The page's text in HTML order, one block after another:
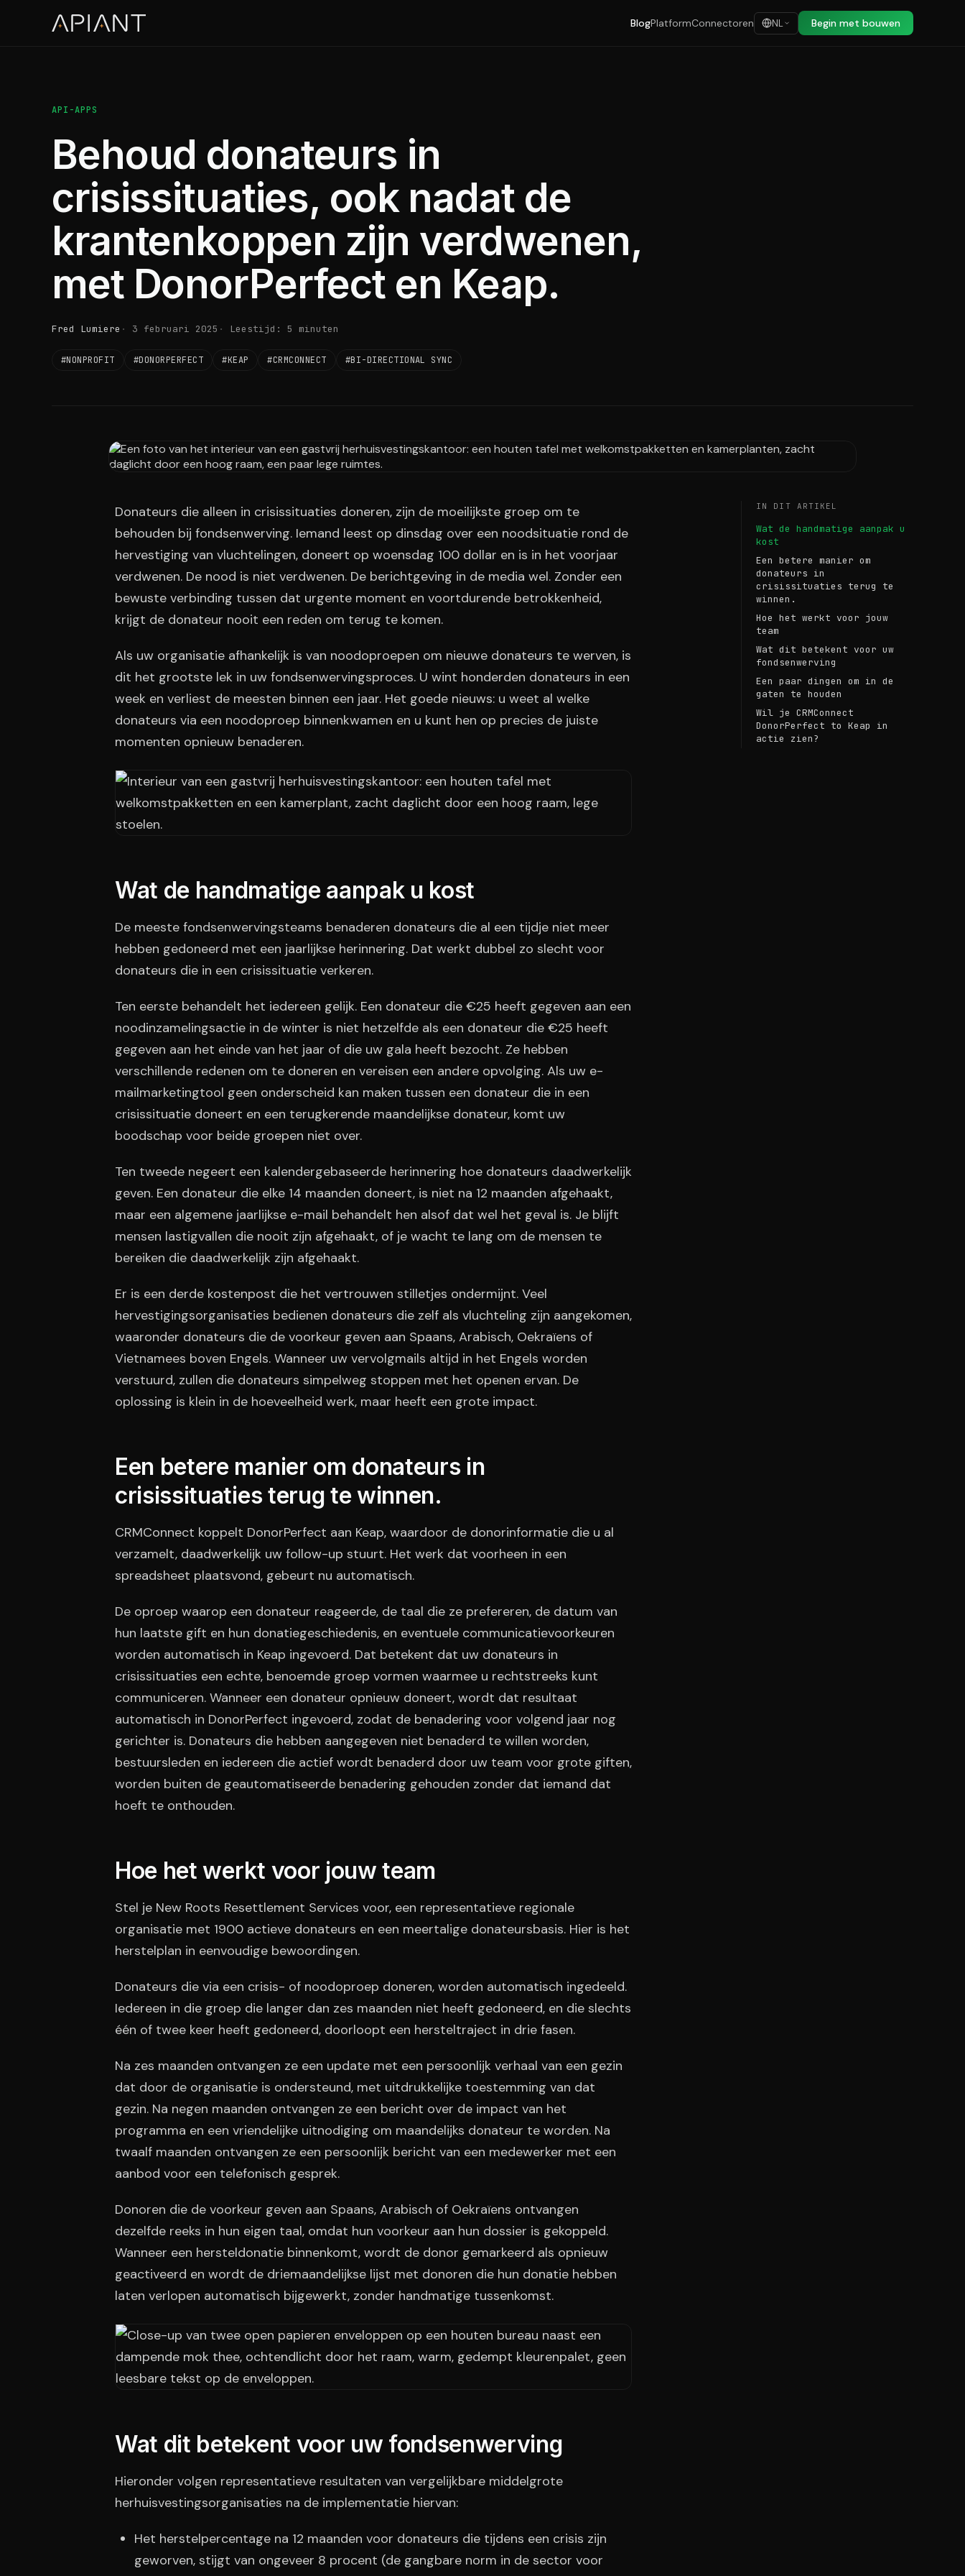
BlogPlatformConnectoren NL Begin met bouwen
API-APPS
Behoud donateurs in
crisissituaties, ook nadat de
krantenkoppen zijn verdwenen,
met DonorPerfect en Keap.
Fred Lumiere 3 februari 2025 Leestijd: 5 minuten
#NONPROFIT #DONORPERFECT #KEAP #CRMCONNECT #BI-DIRECTIONAL SYNC
Donateurs die alleen in crisissituaties doneren, zijn de moeilijkste groep om te
behouden bij fondsenwerving. Iemand leest op dinsdag over een noodsituatie rond de
hervestiging van vluchtelingen, doneert op woensdag 100 dollar en is in het voorjaar
verdwenen. De nood is niet verdwenen. De berichtgeving in de media wel. Zonder een
bewuste verbinding tussen dat urgente moment en voortdurende betrokkenheid,
krijgt de donateur nooit een reden om terug te komen.
Als uw organisatie afhankelijk is van noodoproepen om nieuwe donateurs te werven, is
dit het grootste lek in uw fondsenwervingsproces. U wint honderden donateurs in een
week en verliest de meesten binnen een jaar. Het goede nieuws: u weet al welke
donateurs via een noodoproep binnenkwamen en u kunt hen op precies de juiste
momenten opnieuw benaderen.
Wat de handmatige aanpak u kost
De meeste fondsenwervingsteams benaderen donateurs die al een tijdje niet meer
hebben gedoneerd met een jaarlijkse herinnering. Dat werkt dubbel zo slecht voor
donateurs die in een crisissituatie verkeren.
Ten eerste behandelt het iedereen gelijk. Een donateur die €25 heeft gegeven aan een
noodinzamelingsactie in de winter is niet hetzelfde als een donateur die €25 heeft
gegeven aan het einde van het jaar of die uw gala heeft bezocht. Ze hebben
verschillende redenen om te doneren en vereisen een andere opvolging. Als uw e-
mailmarketingtool geen onderscheid kan maken tussen een donateur die in een
crisissituatie doneert en een terugkerende maandelijkse donateur, komt uw
boodschap voor beide groepen niet over.
Ten tweede negeert een kalendergebaseerde herinnering hoe donateurs daadwerkelijk
geven. Een donateur die elke 14 maanden doneert, is niet na 12 maanden afgehaakt,
maar een algemene jaarlijkse e-mail behandelt hen alsof dat wel het geval is. Je blijft
mensen lastigvallen die nooit zijn afgehaakt, of je wacht te lang om de mensen te
bereiken die daadwerkelijk zijn afgehaakt.
Er is een derde kostenpost die het vertrouwen stilletjes ondermijnt. Veel
hervestigingsorganisaties bedienen donateurs die zelf als vluchteling zijn aangekomen,
waaronder donateurs die de voorkeur geven aan Spaans, Arabisch, Oekraïens of
Vietnamees boven Engels. Wanneer uw vervolgmails altijd in het Engels worden
verstuurd, zullen die donateurs simpelweg stoppen met het openen ervan. De
oplossing is klein in de hoeveelheid werk, maar heeft een grote impact.
Een betere manier om donateurs in
crisissituaties terug te winnen.
CRMConnect koppelt DonorPerfect aan Keap, waardoor de donorinformatie die u al
verzamelt, daadwerkelijk uw follow-up stuurt. Het werk dat voorheen in een
spreadsheet plaatsvond, gebeurt nu automatisch.
De oproep waarop een donateur reageerde, de taal die ze prefereren, de datum van
hun laatste gift en hun donatiegeschiedenis, en eventuele communicatievoorkeuren
worden automatisch in Keap ingevoerd. Dat betekent dat uw donateurs in
crisissituaties een echte, benoemde groep vormen waarmee u rechtstreeks kunt
communiceren. Wanneer een donateur opnieuw doneert, wordt dat resultaat
automatisch in DonorPerfect ingevoerd, zodat de benadering voor volgend jaar nog
gerichter is. Donateurs die hebben aangegeven niet benaderd te willen worden,
bestuursleden en iedereen die actief wordt benaderd door uw team voor grote giften,
worden buiten de geautomatiseerde benadering gehouden zonder dat iemand dat
hoeft te onthouden.
Hoe het werkt voor jouw team
Stel je New Roots Resettlement Services voor, een representatieve regionale
organisatie met 1900 actieve donateurs en een meertalige donateursbasis. Hier is het
herstelplan in eenvoudige bewoordingen.
Donateurs die via een crisis- of noodoproep doneren, worden automatisch ingedeeld.
Iedereen in die groep die langer dan zes maanden niet heeft gedoneerd, en die slechts
één of twee keer heeft gedoneerd, doorloopt een hersteltraject in drie fasen.
Na zes maanden ontvangen ze een update met een persoonlijk verhaal van een gezin
dat door de organisatie is ondersteund, met uitdrukkelijke toestemming van dat
gezin. Na negen maanden ontvangen ze een bericht over de impact van het
programma en een vriendelijke uitnodiging om maandelijks donateur te worden. Na
twaalf maanden ontvangen ze een persoonlijk bericht van een medewerker met een
aanbod voor een telefonisch gesprek.
Donoren die de voorkeur geven aan Spaans, Arabisch of Oekraïens ontvangen
dezelfde reeks in hun eigen taal, omdat hun voorkeur aan hun dossier is gekoppeld.
Wanneer een hersteldonatie binnenkomt, wordt de donor gemarkeerd als opnieuw
geactiveerd en wordt de driemaandelijkse lijst met donoren die hun donatie hebben
laten verlopen automatisch bijgewerkt, zonder handmatige tussenkomst.
Wat dit betekent voor uw fondsenwerving
Hieronder volgen representatieve resultaten van vergelijkbare middelgrote
herhuisvestingsorganisaties na de implementatie hiervan:
Het herstelpercentage na 12 maanden voor donateurs die tijdens een crisis zijn
geworven, stijgt van ongeveer 8 procent (de gangbare norm in de sector voor
IN DIT ARTIKEL
Wat de handmatige aanpak u
kost
Een betere manier om
donateurs in
crisissituaties terug te
winnen.
Hoe het werkt voor jouw
team
Wat dit betekent voor uw
fondsenwerving
Een paar dingen om in de
gaten te houden
Wil je CRMConnect
DonorPerfect to Keap in
actie zien?